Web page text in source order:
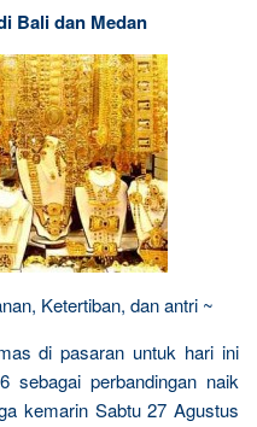
Bali dan Medan
Ketertiban, dan antri ~
di pasaran untuk hari ini
sebagai perbandingan naik
kemarin Sabtu 27 Agustus